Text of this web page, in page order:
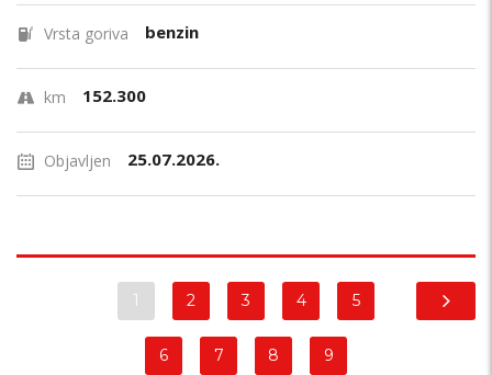
Vrsta goriva benzin
km 152.300
Objavljen 25.07.2026.
1 2 3 4 5
6 7 8 9